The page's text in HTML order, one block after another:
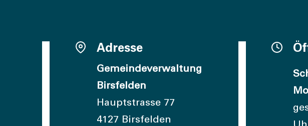
Adresse
Gemeindeverwaltung
Birsfelden
Hauptstrasse 77
4127 Birsfelden